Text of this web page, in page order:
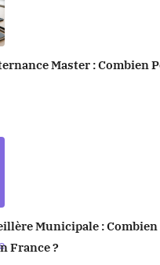
Master : Combien
Municipale : Combien
France ?